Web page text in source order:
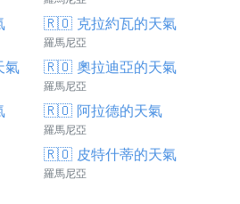
🇷🇴 克拉約瓦的天氣
羅馬尼亞
氣 🇷🇴 奧拉迪亞的天氣
羅馬尼亞
🇷🇴 阿拉德的天氣
羅馬尼亞
🇷🇴 皮特什蒂的天氣
羅馬尼亞